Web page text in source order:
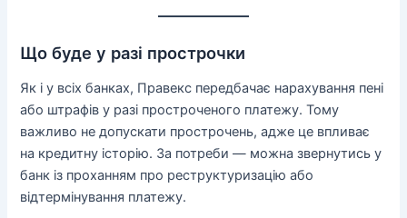
Що буде у разі прострочки
Як і у всіх банках, Правекс передбачає нарахування пені
або штрафів у разі простроченого платежу. Тому
важливо не допускати прострочень, адже це впливає
на кредитну історію. За потреби — можна звернутись у
банк із проханням про реструктуризацію або
відтермінування платежу.